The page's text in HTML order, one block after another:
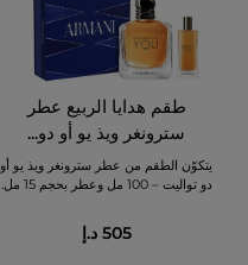
طقم هدايا الربيع عطر
سترونغر ويذ يو أو دو...
يتكوّن الطقم من عطر سترونغر ويذ يو أو
دو تواليت – 100 مل وعطر بحجم 15 مل.
505 د.إ